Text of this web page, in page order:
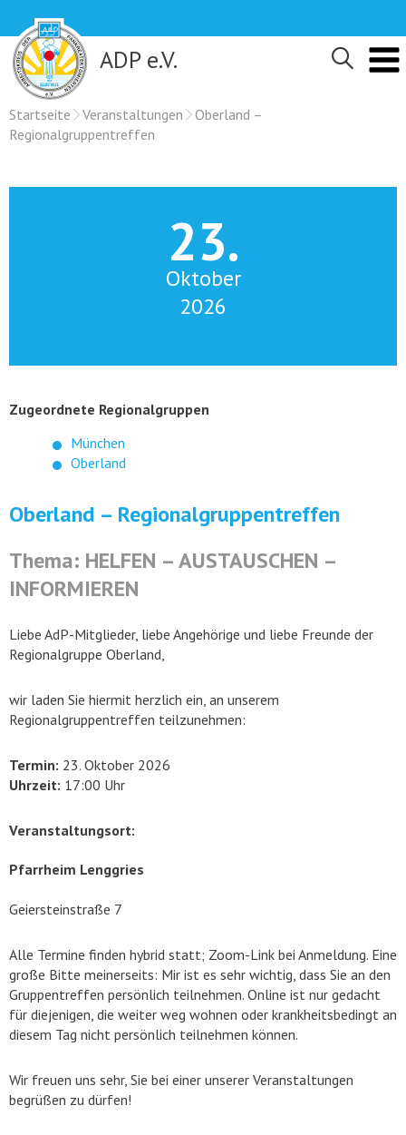
content
ADP e.V.
Startseite Veranstaltungen
Oberland –
Regionalgruppentreffen
23.
Oktober
2026
Zugeordnete Regionalgruppen
München
Oberland
Oberland – Regionalgruppentreffen
Thema: HELFEN – AUSTAUSCHEN –
INFORMIEREN
Liebe AdP-Mitglieder, liebe Angehörige und liebe Freunde der
Regionalgruppe Oberland,
wir laden Sie hiermit herzlich ein, an unserem
Regionalgruppentreffen teilzunehmen:
Termin: 23. Oktober 2026
Uhrzeit: 17:00 Uhr
Veranstaltungsort:
Pfarrheim Lenggries
Geiersteinstraße 7
Alle Termine finden hybrid statt; Zoom-Link bei Anmeldung. Eine
große Bitte meinerseits: Mir ist es sehr wichtig, dass Sie an den
Gruppentreffen persönlich teilnehmen. Online ist nur gedacht
für diejenigen, die weiter weg wohnen oder krankheitsbedingt an
diesem Tag nicht persönlich teilnehmen können.
Wir freuen uns sehr, Sie bei einer unserer Veranstaltungen
begrüßen zu dürfen!